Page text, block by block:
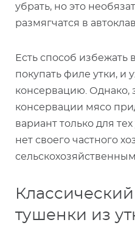
убрать, но это
размягчатся в
Есть способ избежать
покупать филе утки, и
консервацию. Однако,
консервации мясо
вариант только для
нет своего частного
тушенки из